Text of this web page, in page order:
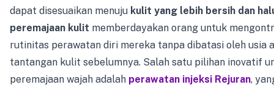
dapat disesuaikan menuju kulit yang lebih bersih dan
peremajaan kulit memberdayakan orang untuk
rutinitas perawatan diri mereka tanpa dibatasi oleh usia
tantangan kulit sebelumnya. Salah satu pilihan inovatif
peremajaan wajah adalah perawatan injeksi Rejuran,